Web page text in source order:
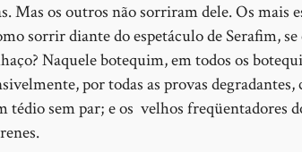
Mas os outros não sorriram dele. Os
sorrir diante do espetáculo de Serafim,
Naquele botequim, em todos os
por todas as provas
tédio sem par; e os velhos freqüentadores